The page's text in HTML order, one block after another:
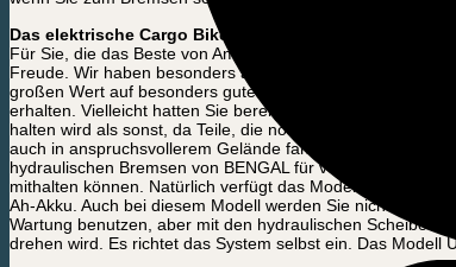
Das elektrische Cargo Bike – Ultimate Harmony
Für Sie, die das Beste von Amladcykler besitzen sollten,
Freude. Wir haben besonders auf die Details geachtet
großen Wert auf besonders gute Qualität legen. Es wird
erhalten. Vielleicht hatten Sie bereits Ihr erstes
halten wird als sonst, da Teile, die normalerweise
auch in anspruchsvollerem Gelände fahren. Sie erhalten
hydraulischen Bremsen von BENGAL für vorne und
mithalten können. Natürlich verfügt das Modell auch über
Ah-Akku. Auch bei diesem Modell werden Sie nicht den
Wartung benutzen, aber mit den hydraulischen
drehen wird. Es richtet das System selbst ein. Das Modell